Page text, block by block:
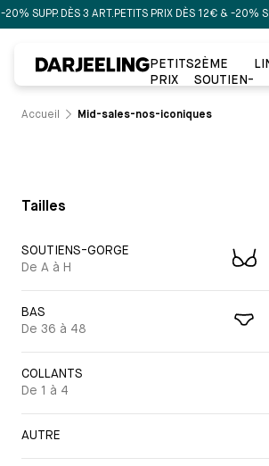
DÈS 3 ART.PETITS PRIX DÈS 12€ & -20% SUPP. DÈS
PETITS
PRIX
2ÈME
SOUTIEN-
-50%
Accueil Mid-sales-nos-iconiques
Tailles
SOUTIENS-GORGE
De A à H
BAS
De 36 à 48
COLLANTS
De 1 à 4
AUTRE